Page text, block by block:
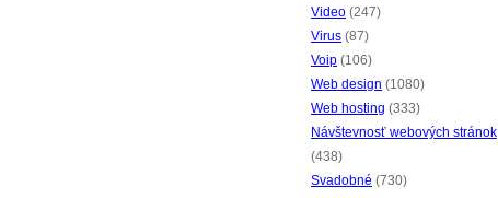
Video (247)
Virus (87)
Voip (106)
Web design (1080)
Web hosting (333)
Návštevnosť webových stránok
(438)
Svadobné (730)